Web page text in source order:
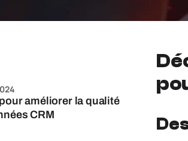
améliorer la qualité
CRM